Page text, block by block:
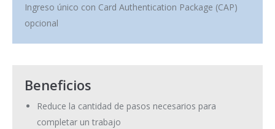
Ingreso único con Card Authentication Package (CAP)
opcional
Beneficios
Reduce la cantidad de pasos necesarios para
completar un trabajo